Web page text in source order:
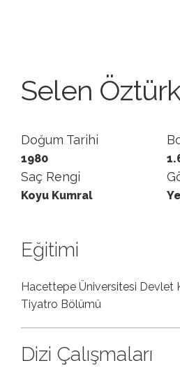
Selen
Doğum Tarihi
1980
Saç Rengi
Koyu Kumral
Eğitimi
Hacettepe Üniversitesi Devlet
Tiyatro Bölümü
Dizi Çalışmaları